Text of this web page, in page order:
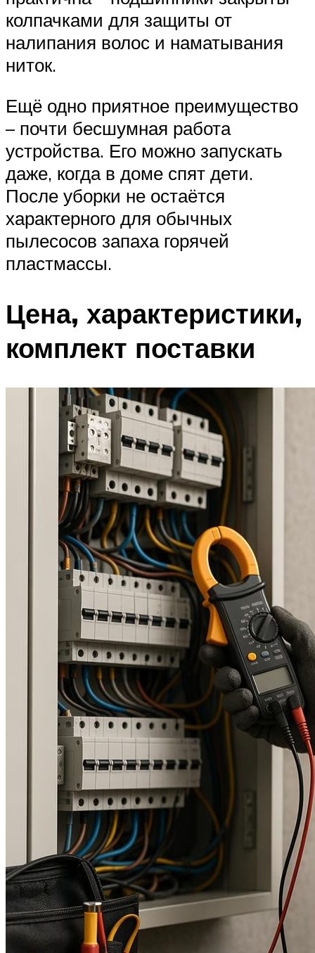
колпачками для защиты от
налипания волос и наматывания
ниток.
Ещё одно приятное преимущество
– почти бесшумная работа
устройства. Его можно запускать
даже, когда в доме спят дети.
После уборки не остаётся
характерного для обычных
пылесосов запаха горячей
пластмассы.
Цена, характеристики,
комплект поставки